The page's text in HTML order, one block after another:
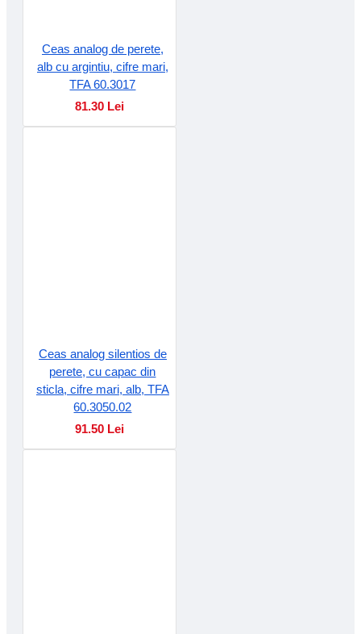
Ceas analog de perete,
alb cu argintiu, cifre mari,
TFA 60.3017
81.30 Lei
Ceas analog silentios de
perete, cu capac din
sticla, cifre mari, alb, TFA
60.3050.02
91.50 Lei